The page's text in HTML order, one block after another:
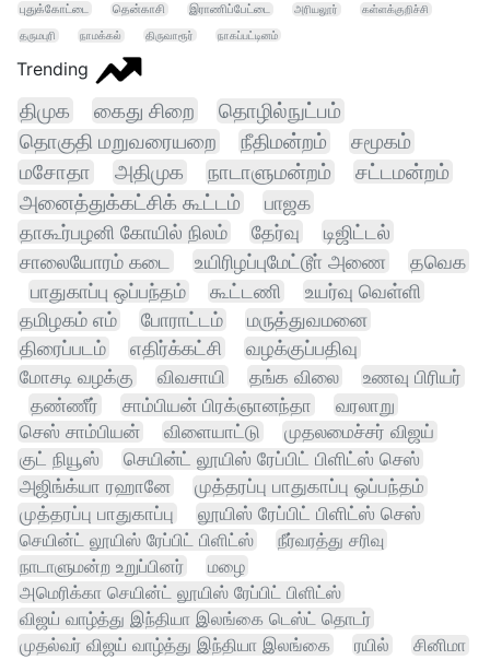
புதுக்கோட்டை
தென்காசி இராணிப்பேட்டை அரியலூர்
கள்ளக்குறிச்சி
தருமபுரி
நாமக்கல் திருவாரூர் நாகப்பட்டினம்
Trending
திமுக கைது சிறை
தொழில்நுட்பம்
தொகுதி மறுவரையறை
நீதிமன்றம்
சமூகம்
மசோதா
அதிமுக நாடாளுமன்றம்
சட்டமன்றம்
அனைத்துக்கட்சிக் கூட்டம்
பாஜக
தாகூர்பழனி கோயில் நிலம்
தேர்வு
டிஜிட்டல்
சாலையோரம் கடை
உயிரிழப்புமேட்டூா் அணை தவெக
பாதுகாப்பு ஒப்பந்தம் கூட்டணி
உயர்வு வெள்ளி
தமிழகம் எம்
போராட்டம்
மருத்துவமனை
திரைப்படம்
எதிர்க்கட்சி
வழக்குப்பதிவு
மோசடி வழக்கு
விவசாயி தங்க விலை
உணவு பிரியர்
தண்ணீர்
சாம்பியன் பிரக்ஞானந்தா வரலாறு
செஸ் சாம்பியன் விளையாட்டு
முதலமைச்சர் விஜய்
குட் நியூஸ்
செயின்ட் லூயிஸ் ரேப்பிட் பிளிட்ஸ் செஸ்
அஜிங்க்யா ரஹானே
முத்தரப்பு பாதுகாப்பு ஒப்பந்தம்
முத்தரப்பு பாதுகாப்பு
லூயிஸ் ரேப்பிட் பிளிட்ஸ் செஸ்
செயின்ட் லூயிஸ் ரேப்பிட் பிளிட்ஸ்
நீர்வரத்து சரிவு
நாடாளுமன்ற உறுப்பினர்
மழை
அமெரிக்கா செயின்ட் லூயிஸ் ரேப்பிட் பிளிட்ஸ்
விஜய் வாழ்த்து இந்தியா இலங்கை டெஸ்ட் தொடர்
முதல்வர் விஜய் வாழ்த்து இந்தியா இலங்கை
ரயில்
சினிமா